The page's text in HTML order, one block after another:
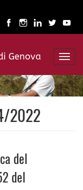
Genova
2022
del
del